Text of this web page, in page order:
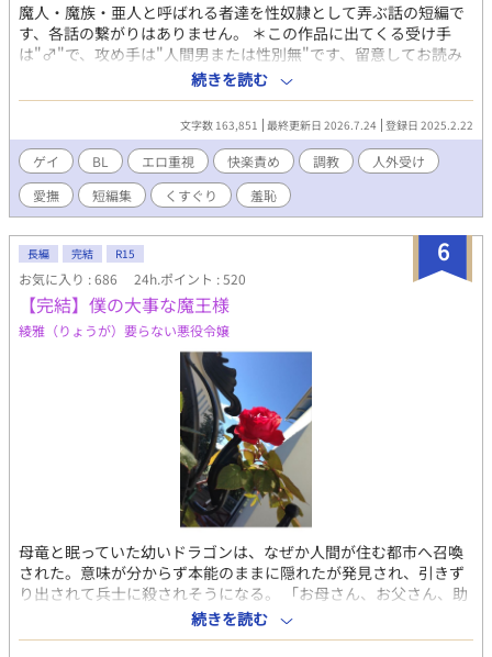
魔人・魔族・亜人と呼ばれる者達を性奴隷として弄ぶ話の短編で
す、各話の繋がりはありません。 ＊この作品に出てくる受け手
は"♂"で、攻め手は"人間男または性別無"です、留意してお読み
ください。 ＊実際の人物、団体、場所等には一切関係ありませ
ん、あくまで一つの創作物としてお楽しみ下さい。 ＊R-18小説と
なります。一方的に行われる性的な責め、快楽責め等の要素があ
ります。 ＊作者の性癖の関係により簡単な設定描写の後に抜きエ
ロとなっています。ご容赦ください。 ＊短編全ての登場人物に詳
細な見目の設定などはございません、各自お好きな容姿に変換し
てお楽しみ下さい。
続きを読む
文字数 163,851 最終更新日 2026.7.24 登録日 2025.2.22
ゲイ BL エロ重視 快楽責め 調教
人外受け
愛撫
短編集 くすぐり 羞恥
6
長編 完結 R15
お気に入り : 686 24h.ポイント : 520
【完結】僕の大事な魔王様
綾雅（りょうが）要らない悪役令嬢
母竜と眠っていた幼いドラゴンは、なぜか人間が住む都市へ召喚
された。意味が分からず本能のままに隠れたが発見され、引きず
り出されて兵士に殺されそうになる。 「お母さん、お父さん、助
けて！ 魔王様！！」 魔族の守護者であった魔王様がいない世界
で、神様に縋る人間のように叫ぶ。必死の嘆願は幼ドラゴンの魔
続きを読む